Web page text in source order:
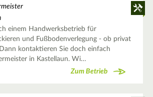
einem Handwerksbetrieb für
und Fußbodenverlegung - ob privat
kontaktieren Sie doch einfach
in Kastellaun. Wi…
Zum Betrieb